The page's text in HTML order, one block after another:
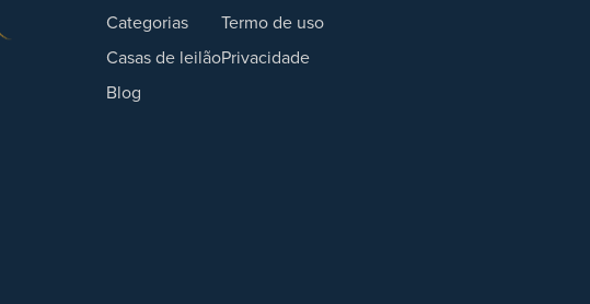
Categorias
Casas de leilão
Blog
Termo de uso
Privacidade